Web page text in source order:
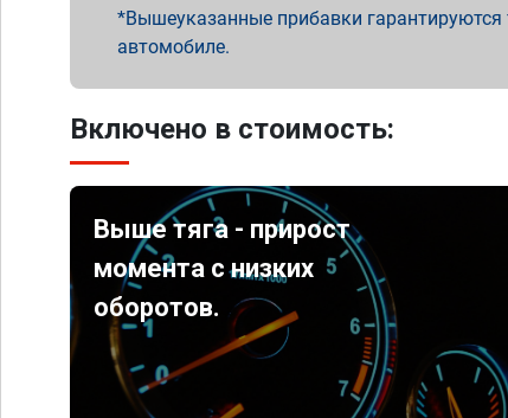
Вышеуказанные прибавки
автомобиле.
Включено в стоимость:
Выше тяга - прирост
момента с низких
оборотов.